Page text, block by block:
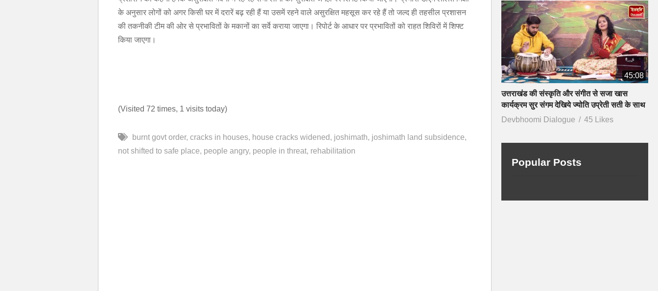
के अनुसार लोगों को अगर किसी घर में दरारें बढ़ रही हैं या उसमें रहने वाले असुरक्षित महसूस कर रहे हैं तो जल्द ही तहसील प्रशासन
की तकनीकी टीम की ओर से प्रभावितों के मकानों का सर्वे कराया जाएगा। रिपोर्ट के आधार पर प्रभावितों को राहत शिविरों में शिफ्ट
किया जाएगा।
(Visited 72 times, 1 visits today)
burnt govt order cracks in houses house cracks widened joshimath joshimath land subsidence
not shifted to safe place people angry people in threat rehabilitation
45:08
उत्तराखंड की संस्कृति और संगीत से सजा खास
कार्यक्रम सुर संगम देखिये ज्योति उप्रेती सती के साथ
Devbhoomi Dialogue
45 Likes
Popular Posts